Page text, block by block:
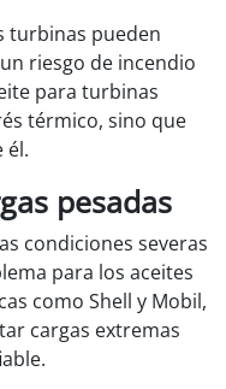
turbinas pueden
riesgo de incendio
para turbinas
térmico, sino que
él.
pesadas
condiciones severas
para los aceites
como Shell y Mobil,
cargas extremas